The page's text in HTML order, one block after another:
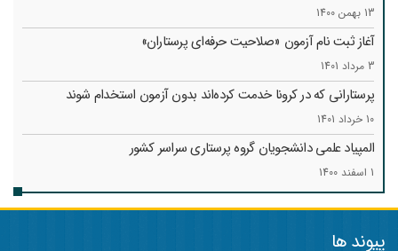
13 بهمن 1400
آغاز ثبت نام آزمون «صلاحیت حرفه‌ای پرستاران»
3 مرداد 1401
پرستارانی که در کرونا خدمت کرد‌ه‌اند بدون آزمون استخدام شوند
10 خرداد 1401
المپیاد علمی دانشجویان گروه پرستاری سراسر کشور
1 اسفند 1400
پیوند ها